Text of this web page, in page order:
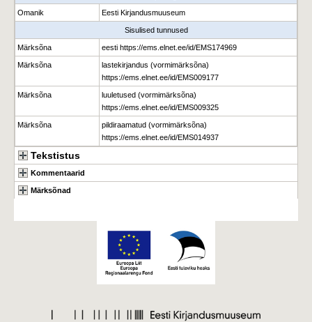
Omanik Eesti Kirjandusmuuseum
Sisulised tunnused
Märksõna eesti https://ems.elnet.ee/id/EMS174969
Märksõna
lastekirjandus (vormimärksõna)
https://ems.elnet.ee/id/EMS009177
Märksõna
luuletused (vormimärksõna)
https://ems.elnet.ee/id/EMS009325
Märksõna
pildiraamatud (vormimärksõna)
https://ems.elnet.ee/id/EMS014937
Tekstistus
Kommentaarid
Märksõnad